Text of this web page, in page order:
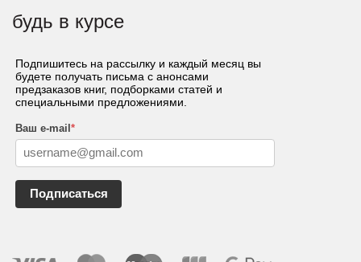
будь в курсе
Подпишитесь на рассылку и каждый месяц вы
будете получать письма с анонсами
предзаказов книг, подборками статей и
специальными предложениями.
Ваш e-mail*
Подписаться